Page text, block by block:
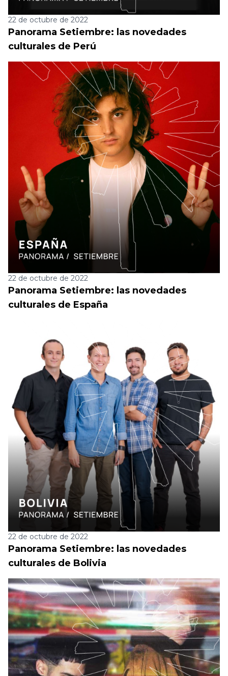
22 de octubre de 2022
Panorama Setiembre: las novedades
culturales de Perú
22 de octubre de 2022
Panorama Setiembre: las novedades
culturales de España
22 de octubre de 2022
Panorama Setiembre: las novedades
culturales de Bolivia